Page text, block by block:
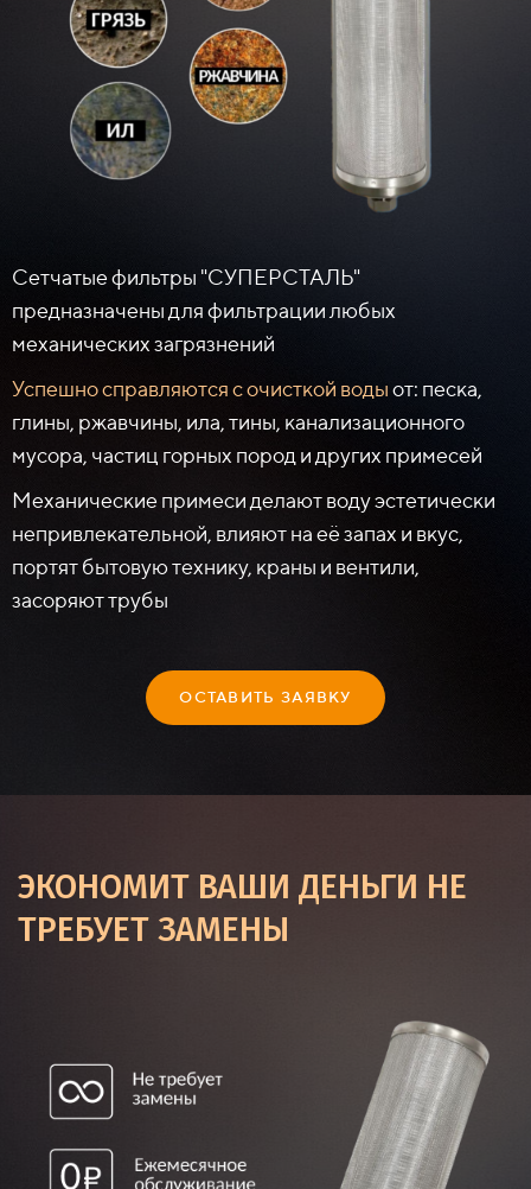
Сетчатые фильтры "СУПЕРСТАЛЬ"
предназначены для фильтрации любых
механических загрязнений
Успешно справляются с очисткой водыот: песка,
глины, ржавчины, ила, тины, канализационного
мусора, частиц горных пород и других примесей
Механические примеси делают воду эстетически
непривлекательной, влияют на её запах и вкус,
портят бытовую технику, краны и вентили,
засоряют трубы
ОСТАВИТЬ ЗАЯВКУ
ЭКОНОМИТ ВАШИ ДЕНЬГИ
НЕ
ТРЕБУЕТ ЗАМЕНЫ